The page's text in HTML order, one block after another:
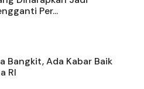
Per...
Bangkit, Ada Kabar Baik
RI